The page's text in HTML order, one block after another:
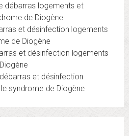
débarras logements et
de Diogène
et désinfection logements
de Diogène
et désinfection logements
et désinfection
syndrome de Diogène